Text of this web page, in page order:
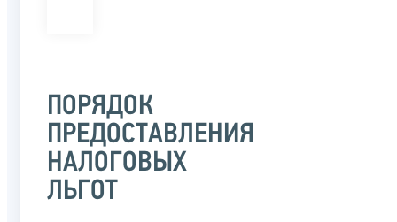
ПОРЯДОК
ПРЕДОСТАВЛЕНИЯ
НАЛОГОВЫХ
ЛЬГОТ